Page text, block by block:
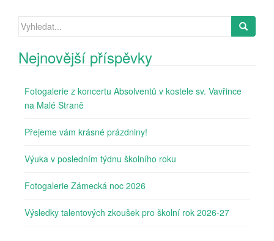
Search
for:
Nejnovější příspěvky
Fotogalerie z koncertu Absolventů v kostele sv. Vavřince
na Malé Straně
Přejeme vám krásné prázdniny!
Výuka v posledním týdnu školního roku
Fotogalerie Zámecká noc 2026
Výsledky talentových zkoušek pro školní rok 2026-27